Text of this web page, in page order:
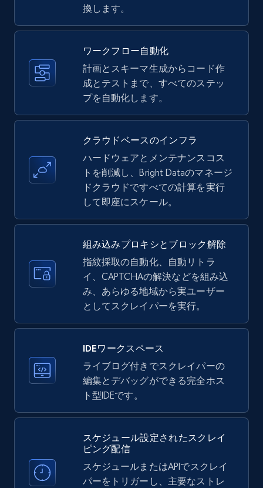
specific keywords
Title, Seller name, Brand, Description, Initial
35.2K+ 5.7K+ 無料トライアル
Amazon products - find products by using
upc numbers
Title, Seller name, Brand, Description, Initial
price, Currency, Availability, Reviews count, and
LinkedIn company information
ID, Name, Country code, Locations, Followers,
more.
33.5K+ 3.5K+ 無料トライアル
Instagram - Profiles
Account, Fbid, ID, Followers, Posts count, Is
business account, Is professional account, Is
verified, and more.
換します。
ワークフロー自動化
計画とスキーマ生成からコード作
成とテストまで、すべてのステッ
プを自動化します。
クラウドベースのインフラ
ハードウェアとメンテナンスコス
トを削減し、Bright Dataのマネージ
ドクラウドですべての計算を実行
して即座にスケール。
組み込みプロキシとブロック解除
指紋採取の自動化、自動リトラ
イ、CAPTCHAの解決などを組み込
み、あらゆる地域から実ユーザー
としてスクレイパーを実行。
IDEワークスペース
ライブログ付きでスクレイパーの
編集とデバッグができる完全ホス
ト型IDEです。
スケジュール設定されたスクレイ
ピング配信
スケジュールまたはAPIでスクレイ
パーをトリガーし、主要なストレ